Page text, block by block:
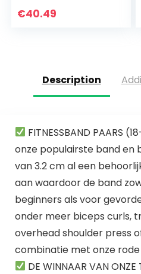
Bicep Body Building
€40.49
Description
FITNESSBAND PAARS
onze populairste band
van 3.2 cm al een
aan waardoor de band
beginners als voor
onder meer biceps curls,
overhead shoulder press
combinatie met onze
DE WINNAAR VAN ONZE